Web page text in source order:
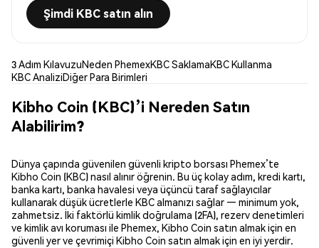
Şimdi KBC satın alın
3 Adım KılavuzuNeden PhemexKBC SaklamaKBC Kullanma
KBC AnaliziDiğer Para Birimleri
Kibho Coin (KBC)’i Nereden Satın
Alabilirim?
Dünya çapında güvenilen güvenli kripto borsası Phemex’te
Kibho Coin (KBC) nasıl alınır öğrenin. Bu üç kolay adım, kredi kartı,
banka kartı, banka havalesi veya üçüncü taraf sağlayıcılar
kullanarak düşük ücretlerle KBC almanızı sağlar — minimum yok,
zahmetsiz. İki faktörlü kimlik doğrulama (2FA), rezerv denetimleri
ve kimlik avı koruması ile Phemex, Kibho Coin satın almak için en
güvenli yer ve çevrimiçi Kibho Coin satın almak için en iyi yerdir.